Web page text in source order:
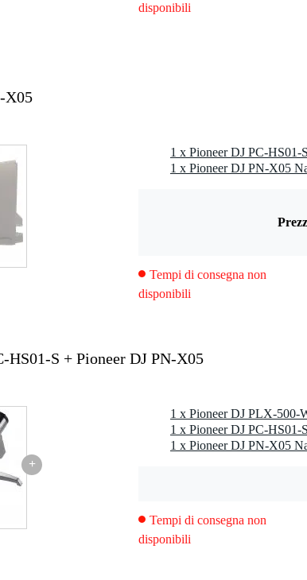
disponibili
X05
1 x Pioneer DJ PC-HS01-
1 x Pioneer DJ PN-X05
Tempi di consegna non
disponibili
HS01-S + Pioneer DJ PN-X05
+
1 x Pioneer DJ PLX-500-
1 x Pioneer DJ PC-HS01-
1 x Pioneer DJ PN-X05
Tempi di consegna non
disponibili